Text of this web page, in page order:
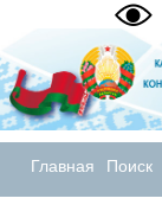
Главная Поиск